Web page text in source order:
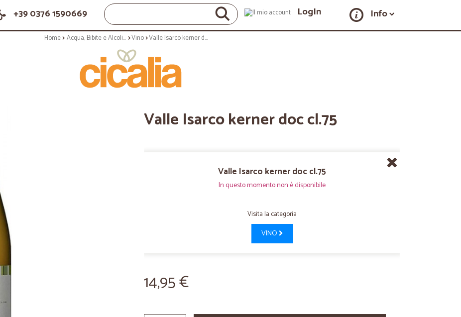
+39 0376 1590669 LogIn Info
Home Acqua, Bibite e Alcolici Vino Valle Isarco kerner doc cl.75
Valle Isarco kerner doc cl.75
Valle Isarco kerner doc cl.75
In questo momento non è disponibile
Visita la categoria
VINO
14,95 €